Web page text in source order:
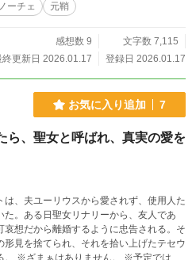
ノーチェ 元鞘
感想数 9
文字数 7,115
終更新日 2026.01.17
登録日 2026.01.17
お気に入り追加 7
ら、聖女と呼ばれ、真実の愛を
、夫ユーリウスから愛されず、使用人た
。ある日聖女リナリーから、友人であ
想だから離婚するように忠告される。そ
見を捨てられ、それを拾い上げたテセウ
元